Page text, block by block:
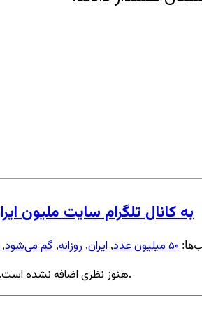
به کانال تلگرام سایت ملیون
۵۰ میلیون عدد , ایران, روزانه, گم‌ می‌شود,
هنوز نظری اضافه نشده است. شما اولین نظر را بدهید.